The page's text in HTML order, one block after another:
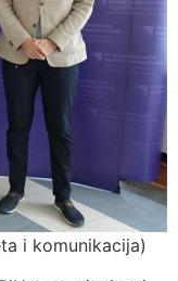
i komunikacija)